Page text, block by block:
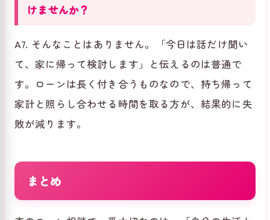
けませんか？
A7. そんなことはありません。「今日は話だけ聞い
て、家に帰って検討します」と伝えるのは普通で
す。ローンは長く付き合うものなので、持ち帰って
家計と照らし合わせる時間を取る方が、結果的に失
敗が減ります。
まとめ